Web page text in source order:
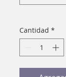
Cantidad *